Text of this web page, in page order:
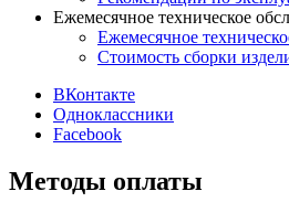
Ежемесячное техническое
Ежемесячное
Стоимость сборки
ВКонтакте
Одноклассники
Facebook
Методы оплаты